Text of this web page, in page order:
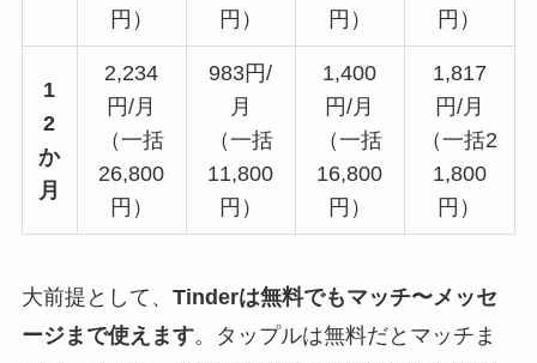
円）
円）
円）
円）
1
2
か
月
2,234
円/月
（一括
26,800
円）
983円/
月
（一括
11,800
円）
1,400
円/月
（一括
16,800
円）
1,817
円/月
（一括2
1,800
円）
大前提として、 Tinderは無料でもマッチ〜メッセ
ージまで使えます。タップルは無料だとマッチま